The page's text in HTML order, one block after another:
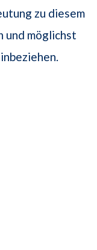
zu diesem
und möglichst